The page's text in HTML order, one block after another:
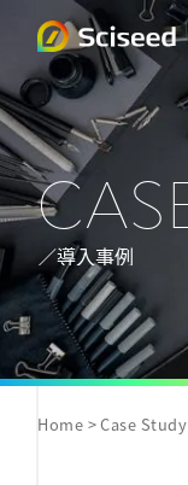
／導入事例
Home Case Study